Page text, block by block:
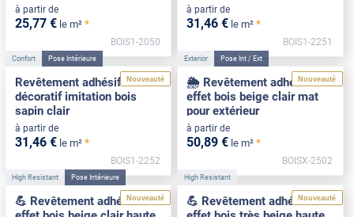
à partir de
25,77 € le m² *
BOIS1-2050
à partir de
31 ,46 € le m² *
BOIS1-2251
Nouveauté
Confort Pose Intérieure
Revêtement adhésif
décoratif imitation bois
sapin clair
à partir de
31 ,46 € le m² *
BOIS1-2252
Nouveauté
Exterior Pose Int / Ext
🌦️ Revêtement adhésif
effet bois beige clair mat
pour extérieur
à partir de
50,89 € le m² *
BOISX-2502
Nouveauté
High Resistant Pose Intérieure
💪 Revêtement adhésif
Nouveauté
High Resistant
💪 Revêtement adhésif